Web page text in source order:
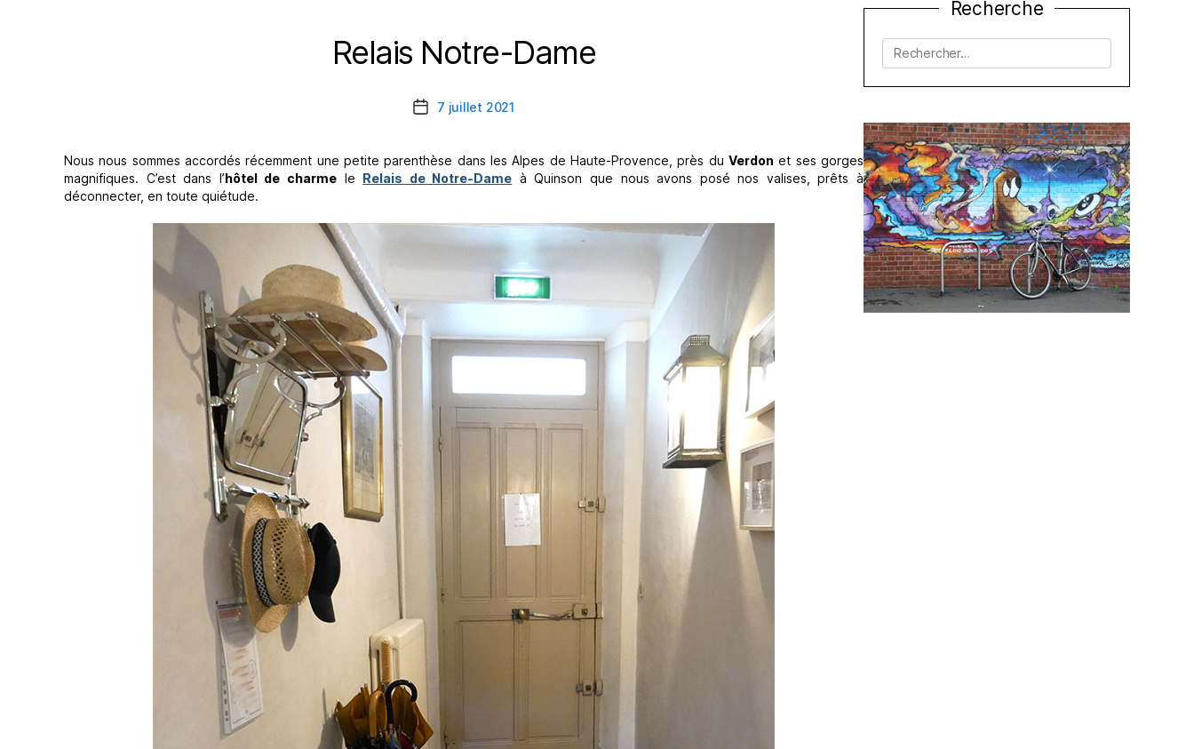
Catégories
Relais Notre-Dame
Date7 juillet 2021
Nous nous sommes accordés récemment une petite parenthèse dans les Alpes de Haute-Provence, près du Verdon et ses gorges
magnifiques. C’est dans l’hôtel de charmele Relais de Notre-Dame à Quinson que nous avons posé nos valises, prêts à
déconnecter, en toute quiétude.
Recherche
Rechercher :